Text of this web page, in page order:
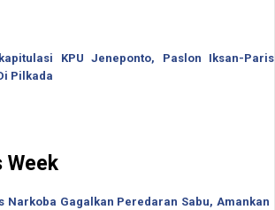
KPU Jeneponto, Paslon Iksan-Paris
Pilkada
Week
Narkoba Gagalkan Peredaran Sabu, Amankan